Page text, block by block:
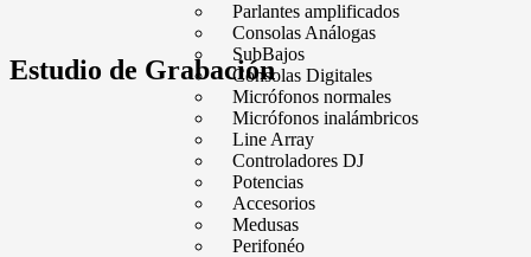
Parlantes amplificados
Consolas Análogas
SubBajos
Consolas Digitales
Micrófonos normales
Micrófonos inalámbricos
Line Array
Controladores DJ
Potencias
Accesorios
Medusas
Perifonéo
Estudio de Grabación